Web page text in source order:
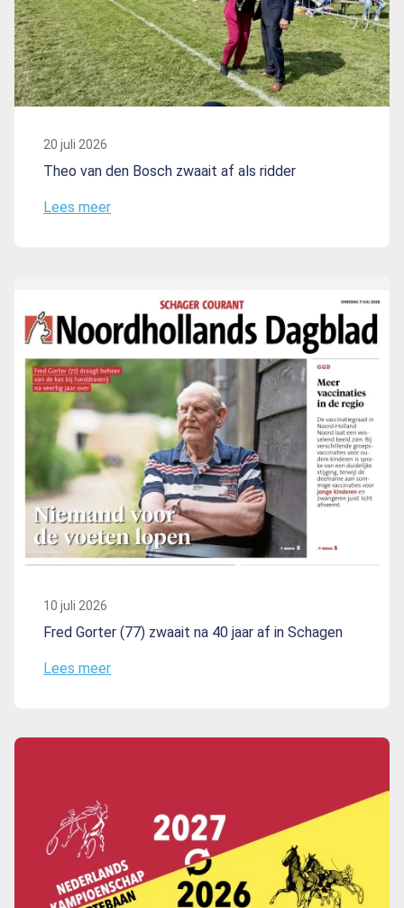
20 juli 2026
Theo van den Bosch zwaait af als ridder
Lees meer
10 juli 2026
Fred Gorter (77) zwaait na 40 jaar af in Schagen
Lees meer